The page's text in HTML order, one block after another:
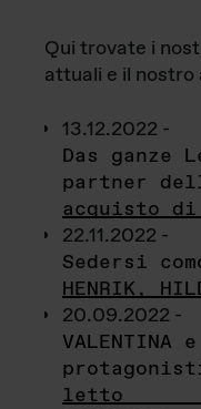
Qui trovate i
attuali e il nostro
13.12.2022 -
Das ganze
partner
acquisto di
22.11.2022 -
Sedersi
HENRIK,
20.09.2022 -
VALENTINA
letto